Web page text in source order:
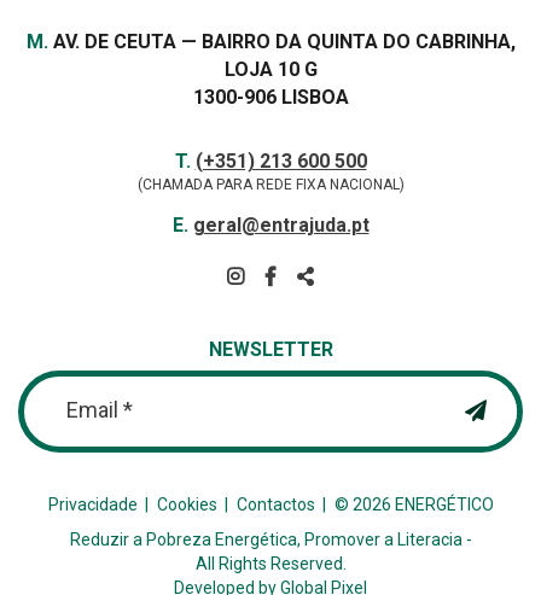
Morada
M. AV. DE CEUTA — BAIRRO DA QUINTA DO CABRINHA,
LOJA 10 G
1300-906 LISBOA
T. (+351) 213 600 500
(CHAMADA PARA REDE FIXA NACIONAL)
E. geral@entrajuda.pt
REDE
NEWSLETTER
Email *
Privacidade Cookies Contactos
© 2026 ENERGÉTICO
Reduzir a Pobreza Energética, Promover a Literacia -
All Rights Reserved.
Developed byGlobal Pixel